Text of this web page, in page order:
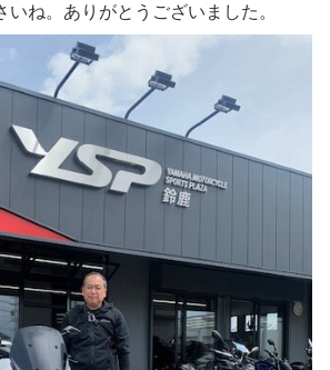
ね。ありがとうございました。